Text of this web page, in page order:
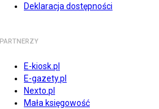
Deklaracja dostępności
PARTNERZY
E-kiosk.pl
E-gazety.pl
Nexto.pl
Mała księgowość